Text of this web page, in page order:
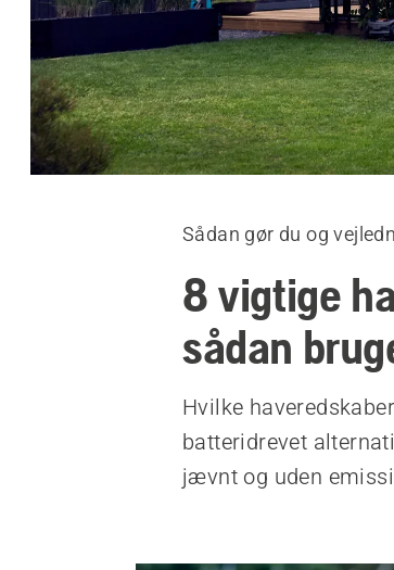
Sådan gør du og
8 vigtige
sådan
Hvilke
batteridrevet
jævnt og uden